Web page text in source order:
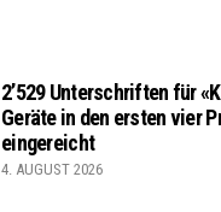
2’529 Unterschriften für
Geräte in den ersten vier
eingereicht
4. AUGUST 2026